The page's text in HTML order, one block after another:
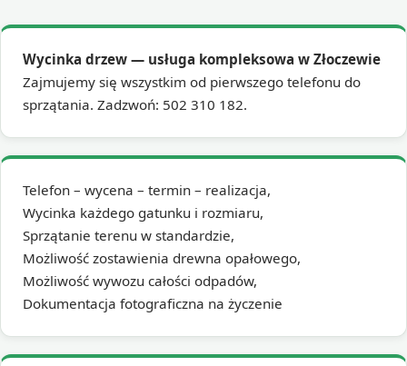
Wycinka drzew — usługa kompleksowa w Złoczewie
Zajmujemy się wszystkim od pierwszego telefonu do
sprzątania. Zadzwoń: 502 310 182.
Telefon – wycena – termin – realizacja,
Wycinka każdego gatunku i rozmiaru,
Sprzątanie terenu w standardzie,
Możliwość zostawienia drewna opałowego,
Możliwość wywozu całości odpadów,
Dokumentacja fotograficzna na życzenie